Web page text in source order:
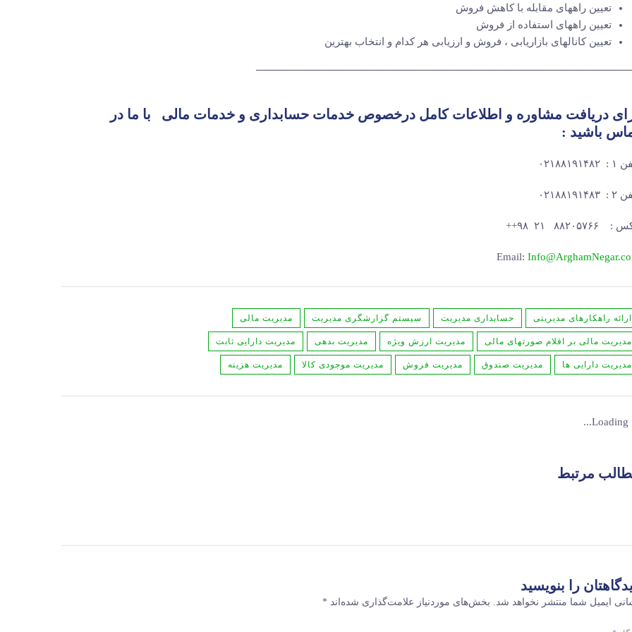
تعیین راههای مقابله با کاهش فروش
تعیین راههای استفاده از فروش
تعیین کانالهای بازاریابی ، فروش و ارزیابی هر کدام و انتخاب بهترین
دریافت مشاوره و اطلاعات کامل درخصوص خدمات حسابداری و خدمات مالی
با ما در
باشید :
۲۱ ۹۸++
Email:
ارائه راهکارهای مدیریتی حسابداری مدیریت سیستم گزارشگری مدیریت مديريت مالی
مديريت مالی بر اقلام صورتهای مالی مدیریت ارزش ویژه مدیریت بدهی مدیریت دارایی ثابت
مدیریت دارایی ها مدیریت صندوق مدیریت فروش مدیریت موجودی کالا مدیریت هزینه
Loading...
مرتبط
را بنویسید
ایمیل شما منتشر نخواهد شد. بخش‌های موردنیاز علامت‌گذاری شده‌اند *